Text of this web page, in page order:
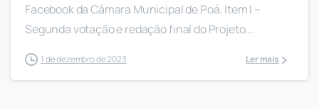
Facebook da Câmara Municipal de Poá. Item I –
Segunda votação e redação final do Projeto...
1 de dezembro de 2023 Ler mais